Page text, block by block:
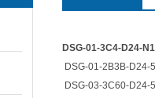
DSG-01-3C4-D24-
DSG-01-2B3B-
DSG-03-3C60-D24-